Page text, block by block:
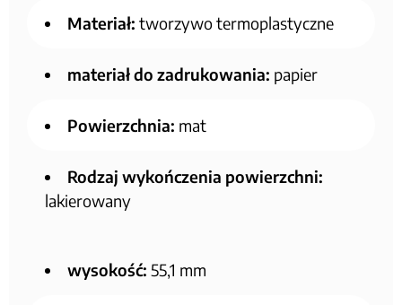
Materiał: tworzywo termoplastyczne
materiał do zadrukowania: papier
Powierzchnia: mat
Rodzaj wykończenia powierzchni:
lakierowany
wysokość: 55,1 mm